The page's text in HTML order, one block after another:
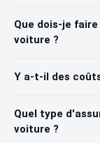
Que dois-je
voiture ?
Y a-t-il des
Quel type
voiture ?